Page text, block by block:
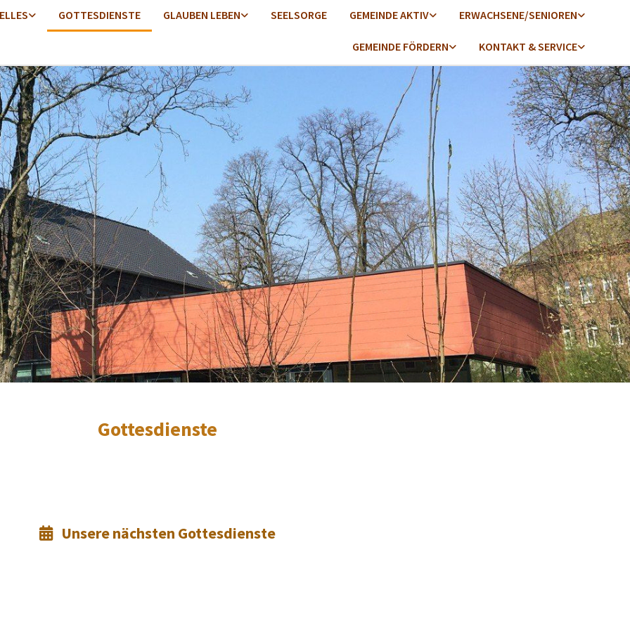
GOTTESDIENSTE GLAUBEN LEBEN SEELSORGE GEMEINDE AKTIV ERWACHSENE/SENIOREN
GEMEINDE FÖRDERN KONTAKT & SERVICE
Gottesdienste
Unsere nächsten Gottesdienste